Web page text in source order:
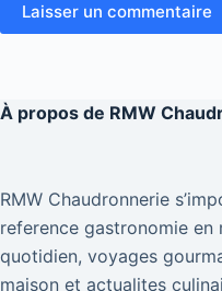
Laisser un commentaire
À propos de RMW
RMW Chaudronnerie
reference gastronomie en
quotidien, voyages
maison et actualites